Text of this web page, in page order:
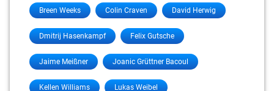
Breen Weeks Colin Craven David Herwig
Dmitrij Hasenkampf Felix Gutsche
Jaime Meißner Joanic Grüttner Bacoul
Kellen Williams Lukas Weibel